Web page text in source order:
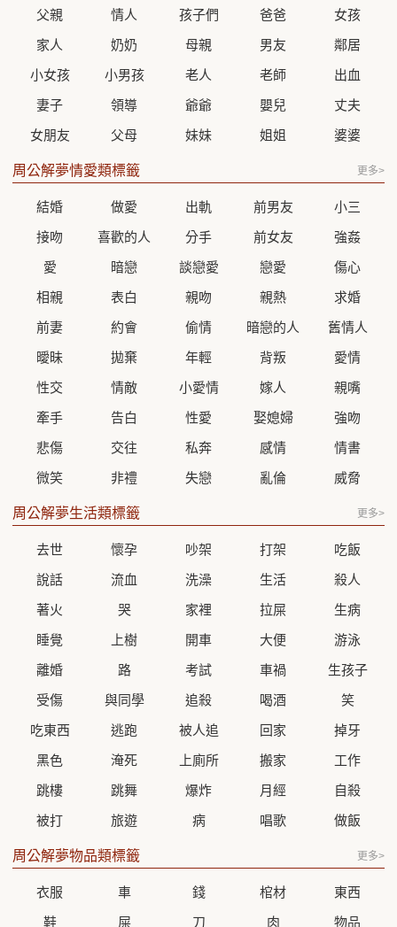
父親
情人 孩子們 爸爸
女孩
家人
奶奶 母親 男友
鄰居
小女孩
小男孩 老人 老師
出血
妻子
領導 爺爺 嬰兒
丈夫
女朋友
父母 妹妹 姐姐 婆婆
周公解夢情愛類標籤 更多>
結婚 做愛 出軌 前男友
小三
接吻
喜歡的人 分手 前女友
強姦
愛
暗戀 談戀愛 戀愛
傷心
相親
表白 親吻 親熱
求婚
前妻
約會 偷情 暗戀的人
舊情人
曖昧
拋棄 年輕 背叛
愛情
性交
情敵 小愛情 嫁人
親嘴
牽手
告白 性愛 娶媳婦
強吻
悲傷
交往 私奔 感情
情書
微笑
非禮 失戀 亂倫 威脅
周公解夢生活類標籤 更多>
去世 懷孕 吵架 打架
吃飯
說話
流血 洗澡 生活
殺人
著火
哭 家裡 拉屎
生病
睡覺
上樹 開車 大便
游泳
離婚
路 考試 車禍
生孩子
受傷
與同學 追殺 喝酒
笑
吃東西
逃跑 被人追 回家
掉牙
黑色
淹死 上廁所 搬家
工作
跳樓
跳舞 爆炸 月經
自殺
被打
旅遊 病 唱歌 做飯
周公解夢物品類標籤 更多>
衣服 車 錢 棺材
東西
鞋
屎 刀 肉 物品